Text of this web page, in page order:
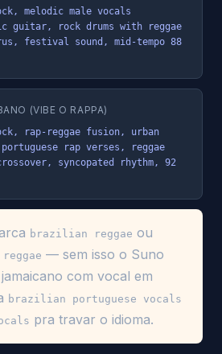
melodic male vocals
guitar, rock drums with reggae
festival sound, mid-tempo 88
(VIBE O RAPPA)
rap-reggae fusion, urban
rap verses, reggae
syncopated rhythm, 92
brazilian reggae ou
— sem isso o Suno
com vocal em
brazilian portuguese vocals
pra travar o idioma.